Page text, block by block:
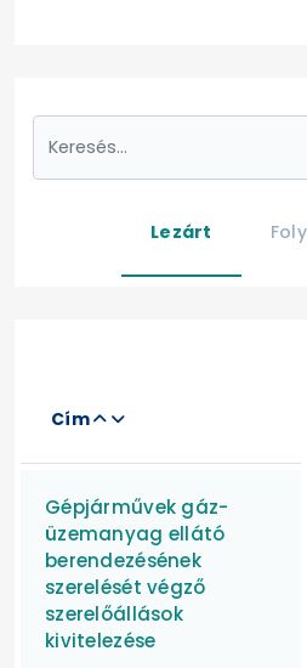
Lezárt
Cím
Gépjárművek gáz-
üzemanyag ellátó
berendezésének
szerelését végző
szerelőállások
kivitelezése